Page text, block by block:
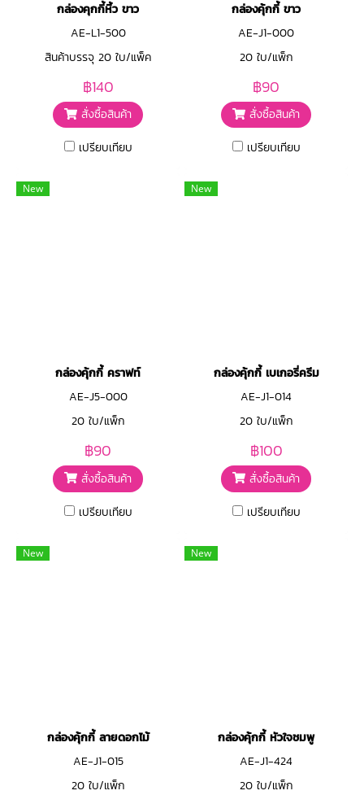
กล่องคุกกี้หิ้ว ขาว
AE-L1-500
สินค้าบรรจุ 20 ใบ/แพ็ค
฿140
สั่งซื้อสินค้า
เปรียบเทียบ
กล่องคุ้กกี้ ขาว
AE-J1-000
20 ใบ/แพ็ก
฿90
สั่งซื้อสินค้า
เปรียบเทียบ
New
กล่องคุ้กกี้ คราฟท์
AE-J5-000
20 ใบ/แพ็ก
฿90
สั่งซื้อสินค้า
เปรียบเทียบ
New
กล่องคุ้กกี้ เบเกอรี่ครีม
AE-J1-014
20 ใบ/แพ็ก
฿100
สั่งซื้อสินค้า
เปรียบเทียบ
New
กล่องคุ้กกี้ ลายดอกไม้
AE-J1-015
20 ใบ/แพ็ก
New
กล่องคุ้กกี้ หัวใจชมพู
AE-J1-424
20 ใบ/แพ็ก